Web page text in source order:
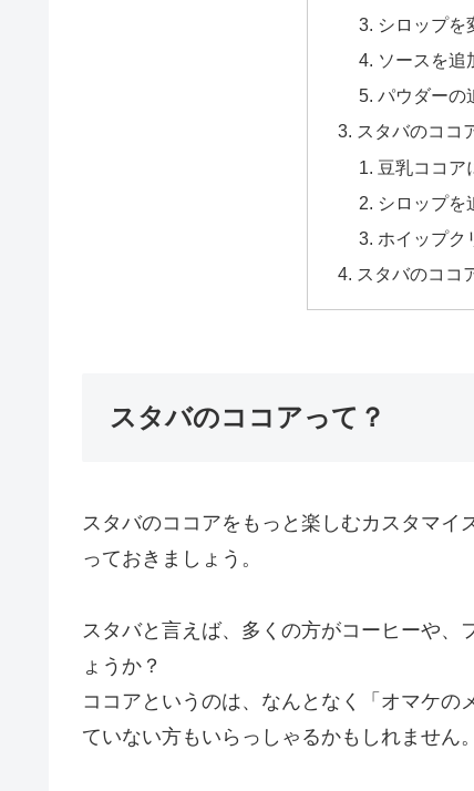
シロップを
ソースを追
パウダーの
スタバのココ
豆乳ココア
シロップを
ホイップク
スタバのココ
スタバのココアって？
スタバのココアをもっと楽しむカスタマイ
っておきましょう。
スタバと言えば、多くの方がコーヒーや、
ょうか？
ココアというのは、なんとなく「オマケ
ていない方もいらっしゃるかもしれません。